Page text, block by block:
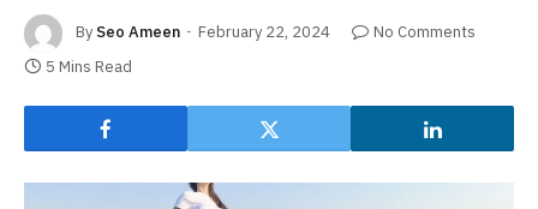
By Seo Ameen February 22, 2024
No Comments
5 Mins Read